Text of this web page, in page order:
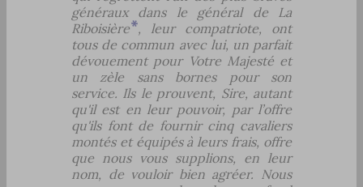
généraux dans le général de La
Riboisière , leur compatriote, ont
tous de commun avec lui, un parfait
dévouement pour Votre Majesté et
un zèle sans bornes pour son
service. Ils le prouvent, Sire, autant
qu'il est en leur pouvoir, par l’offre
qu'ils font de fournir cinq cavaliers
montés et équipés à leurs frais, offre
que nous vous supplions, en leur
nom, de vouloir bien agréer. Nous